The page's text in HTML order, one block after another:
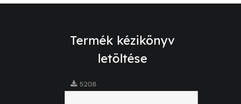
Termék kézikönyv
letöltése
5208